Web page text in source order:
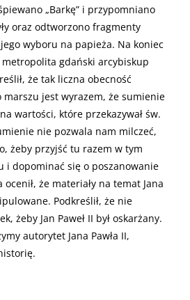
„Barkę” i przypomniano
oraz odtworzono fragmenty
wyboru na papieża. Na koniec
metropolita gdański arcybiskup
że tak liczna obecność
marszu jest wyrazem, że sumienie
wartości, które przekazywał św.
nie pozwala nam milczeć,
żeby przyjść tu razem w tym
i dopominać się o poszanowanie
ocenił, że materiały na temat Jana
Podkreślił, że nie
żeby Jan Paweł II był oskarżany.
autorytet Jana Pawła II,